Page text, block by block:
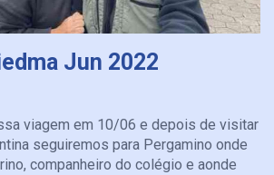
Jun 2022
viagem em 10/06 e depois de visitar
seguiremos para Pergamino onde
companheiro do colégio e aonde